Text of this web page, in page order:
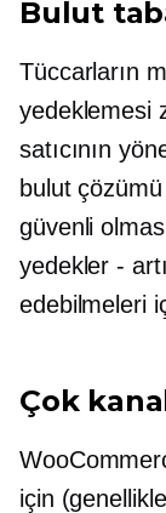
Bulut
Tüccarların
yedeklemesi
satıcının
bulut
güvenli
yedekler -
edebilmeleri
Çok
için